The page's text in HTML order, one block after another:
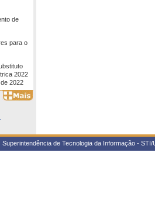
de
para o
2022
2022
Superintendência de Tecnologia da Informação -